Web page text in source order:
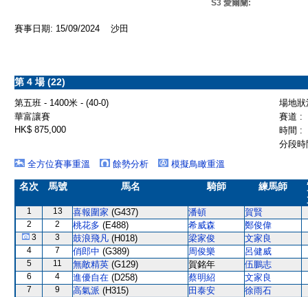
S3 愛爾蘭:
賽事日期: 15/09/2024 沙田
第 4 場 (22)
第五班 - 1400米 - (40-0)
場地
華富讓賽
賽道 :
HK$ 875,000
時間 :
分段
全方位賽事重溫
餘勢分析 模擬鳥瞰重溫
名次 馬號 馬名 騎師 練馬師
1 13 喜報圍家 (G437) 潘頓 賀賢
2 2 桃花多 (E488) 希威森 鄭俊偉
3 3 鼓浪飛凡 (H018) 梁家俊 文家良
4 7 俏郎中 (G389) 周俊樂 呂健威
5 11 無敵精英 (G129) 賀銘年 伍鵬志
6 4 進優自在 (D258) 蔡明紹 文家良
7 9 高氣派 (H315) 田泰安 徐雨石